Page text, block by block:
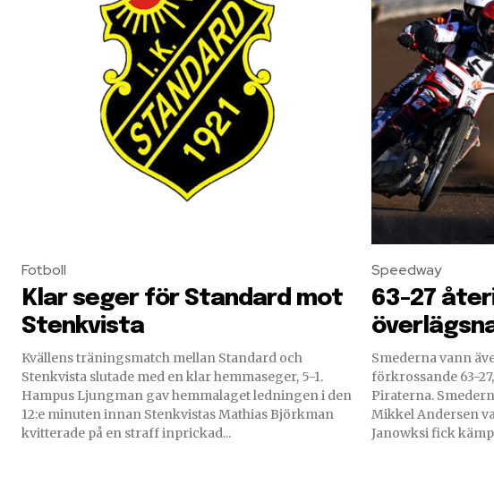
Fotboll
Klar seger för Standard mot
Stenkvista
Kvällens träningsmatch mellan Standard och
Stenkvista slutade med en klar hemmaseger, 5-1.
Hampus Ljungman gav hemmalaget ledningen i den
12:e minuten innan Stenkvistas Mathias Björkman
kvitterade på en straff inprickad...
Speedway
63-27
Smederna vann
förkrossande 63-
Piraterna. Smederna rivstartade med en 5-1:a,
Mikkel Andersen
Janowksi fick